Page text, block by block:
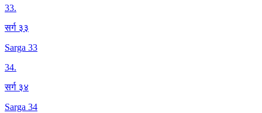
33.
सर्ग ३३
Sarga 33
34.
सर्ग ३४
Sarga 34